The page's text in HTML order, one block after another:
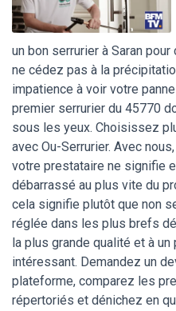
un bon serrurier à Saran
ne cédez pas à la
impatience à voir votre
premier serrurier du 45770
sous les yeux. Choisissez
avec Ou-Serrurier. Avec
votre prestataire ne signifie
débarrassé au plus vite du
cela signifie plutôt que non
réglée dans les plus brefs
la plus grande qualité et à
intéressant. Demandez un
plateforme, comparez les
répertoriés et dénichez en